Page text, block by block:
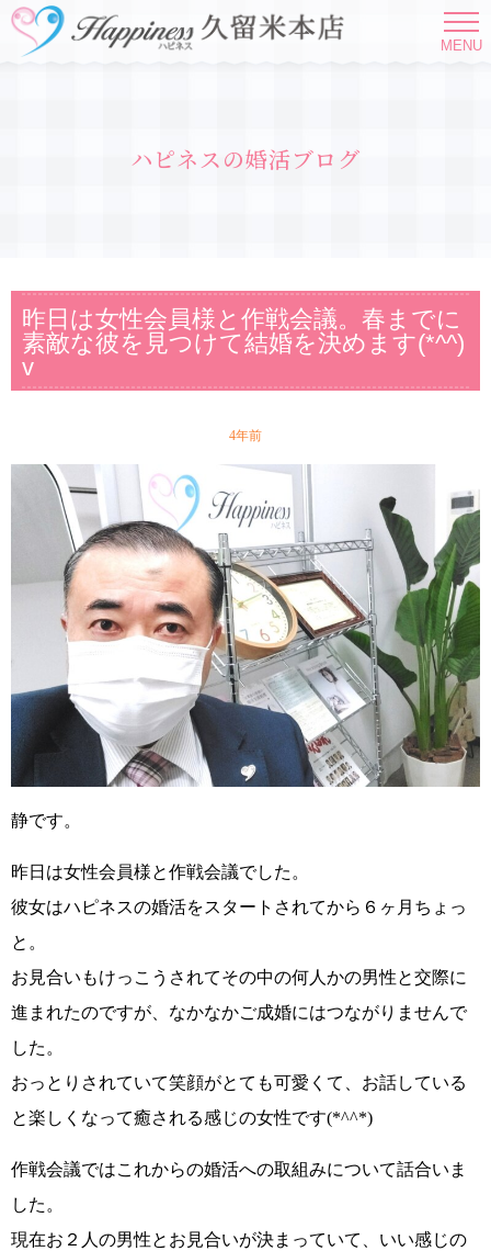
MENU
ハピネスの婚活ブログ
昨日は女性会員様と作戦会議。春までに
素敵な彼を見つけて結婚を決めます(*^^)
v
4年前
静です。
昨日は女性会員様と作戦会議でした。
彼女はハピネスの婚活をスタートされてから６ヶ月ちょっ
と 。
お見合いもけっこうされてその中の何人かの男性と交際に
進まれたのですが、なかなかご成婚にはつながりませんで
した。
おっとりされていて笑顔がとても可愛くて、お話している
と楽しくなって癒される感じの女性です(*^^*)
作戦会議ではこれからの婚活への取組みについて話合いま
した。
現在お２人の男性とお見合いが決まっていて、 いい感じの